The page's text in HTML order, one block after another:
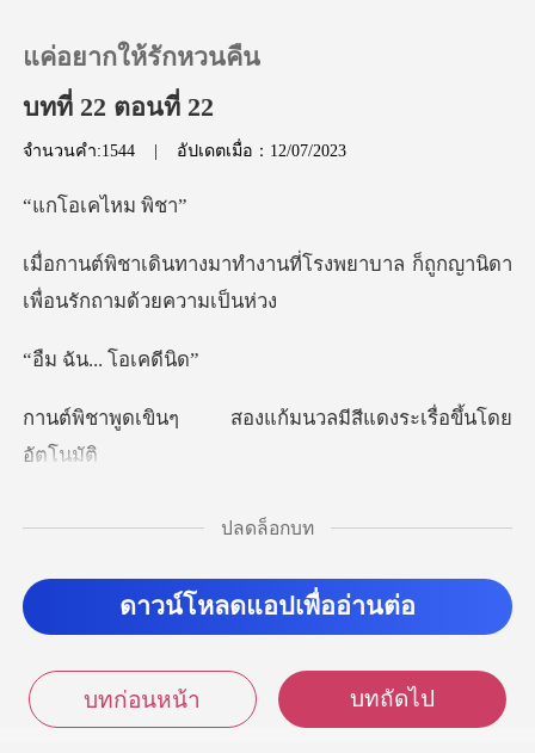
ประวัติการอ่าน
ดาวน์โหลดแอป
แค่อยากให้รักหวนคืน
บทที่ 22 ตอนที่ 22
จำนวนคำ:1544 | อัปเดตเมื่อ：12/07/2023
เคไหม
านที่โรงพยาบาล ก็ถูกญานิดา
เ
ัน... โ
สองแก้มนวลมีสีแดงระ
ฉันเลย เราเป็นเพื่อนรักนี่
ปลดล็อกบท
ดาวน์โหลดแอปเพื่ออ่านต่อ
บทก่อนหน้า บทถัดไป